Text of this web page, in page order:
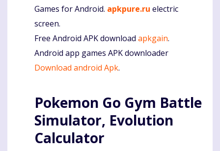
Games for Android. apkpure.ru electric
screen.
Free Android APK download apkgain.
Android app games APK downloader
Download android Apk.
Pokemon Go Gym Battle
Simulator, Evolution
Calculator